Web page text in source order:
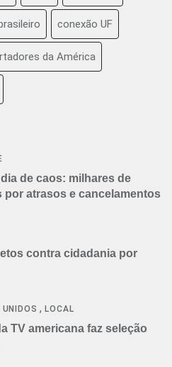
conexão UF
da América
de caos: milhares de
por atrasos e cancelamentos
contra cidadania por
,LOCAL
TV americana faz seleção